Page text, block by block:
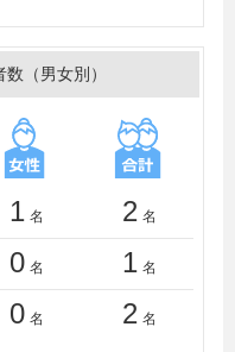
（男女別）
1 名 2 名
0 名 1 名
0 名 2 名